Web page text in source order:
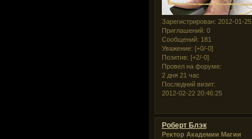
Зарегистрирован: 2012-01-25
Приглашений: 0
Сообщений: 181
Уважение: [+0/-0]
Позитив: [+2/-0]
Провел на форуме:
2 дня 21 час
Последний визит:
2012-02-22 20:46:25
Роберт Блэк
Ректор Академии Магии